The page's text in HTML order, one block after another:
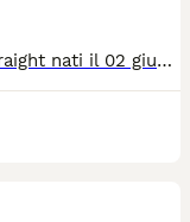
Splendidi cuccioli di Scottish fold e straight nati il 02 giugno 2026 cercano famiglia! Mamma Scottish fold blu e papà Scottish straight longhair sono entrambi di nostra proprietà, sanissimi e visionabili con i vostri occhi. I genitori sono sverminati e vacciniti, con libretto sanitario, con test FIV e FELV negativi. I cuccioli - svezzati, sverminati, sono già abituati a lettiera e tiragraffi, a stare con altri animali e con bambini se anche molto piccoli. Chiamateci e saremo felici di darci tutte le informazioni che desiderate.